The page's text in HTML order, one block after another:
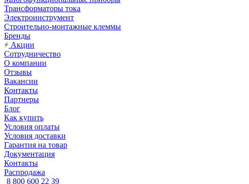
Трансформаторы тока
Электроинструмент
Строительно-монтажные клеммы
Бренды
Акции
Сотрудничество
О компании
Отзывы
Вакансии
Контакты
Партнеры
Блог
Как купить
Условия оплаты
Условия доставки
Гарантия на товар
Документация
Контакты
Распродажа
8 800 600 22 39